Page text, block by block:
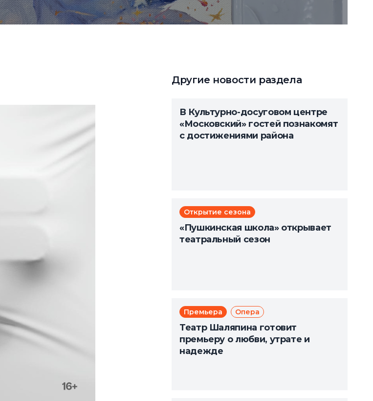
Другие новости раздела
В Культурно-досуговом центре
«Московский» гостей познакомят
с достижениями района
Открытие сезона
«Пушкинская школа» открывает
театральный сезон
Премьера Опера
Театр Шаляпина готовит
премьеру о любви, утрате и
надежде